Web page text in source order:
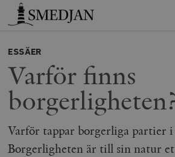
Timbro
ESSÄER
Varför finns
Varför tappar borgerliga partier
Borgerligheten är till sin natur